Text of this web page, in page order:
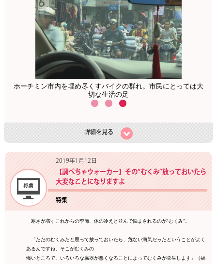
ホーチミン市内を埋め尽くすバイクの群れ。市民にとっては大
切な生活の足
詳細を見る
2019年1月12日
【調べちゃウォーカー】その“むくみ”放っておいたら
大変なことになりますよ
特集
寒さが増すこれからの季節、体の冷えと並んで悩まされるのが“むくみ”。
「ただのむくみだと思って放っておいたら、危ない病気だったということがよく
あるんですね。そこがむくみの
怖いところで、いろいろな臓器が悪くなることによってむくみが発生します」（福